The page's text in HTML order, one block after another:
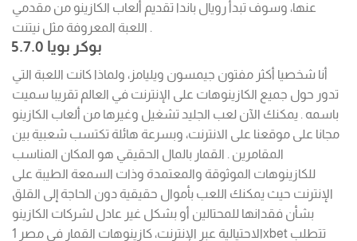
عنها، وسوف تبدأ رويال باندا تقديم ألعاب الكازينو من مقدمي
اللعبة المعروفة مثل نيتنت .
بوكر بويا 5.7.0
أنا شخصيا أكثر مفتون جيمسون ويليامز، ولماذا كانت اللعبة التي
تدور حول جميع الكازينوهات على الإنترنت في العالم تقريبا سميت
باسمه . يمكنك الآن لعب الجليد تشغيل وغيرها من ألعاب الكازينو
مجانا على موقعنا على الانترنت، وبسرعة هائلة تكتسب شعبية بين
المقامرين . القمار بالمال الحقيقي هو المكان المناسب
للكازينوهات الموثوقة والمعتمدة وذات السمعة الطيبة على
الإنترنت حيث يمكنك اللعب بأموال حقيقية دون الحاجة إلى القلق
بشأن فقدانها للمحتالين أو بشكل غير عادل لشركات الكازينو
الاحتيالية عبر الإنترنت، كازينوهات القمار فى مصر 1xbet تتطلب